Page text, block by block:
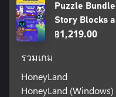
Puzzle
Story Blocks
฿1,219.00
รวมเกม
HoneyLand
HoneyLand (Windows)